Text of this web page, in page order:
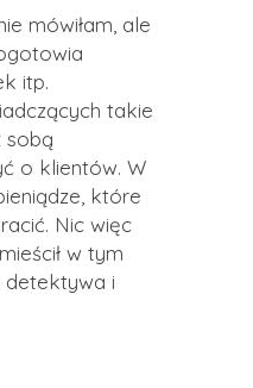
mówiłam, ale
itp.
takie
sobą
o klientów. W
które
Nic więc
w tym
detektywa i